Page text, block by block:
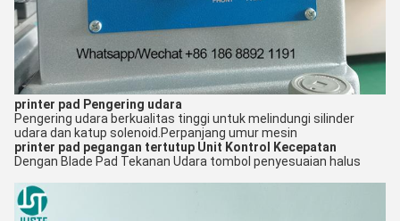
printer pad Pengering udara
Pengering udara berkualitas tinggi untuk melindungi silinder
udara dan katup solenoid. Perpanjang umur mesin
printer pad pegangan tertutup Unit Kontrol Kecepatan
Dengan Blade Pad Tekanan Udara tombol penyesuaian halus